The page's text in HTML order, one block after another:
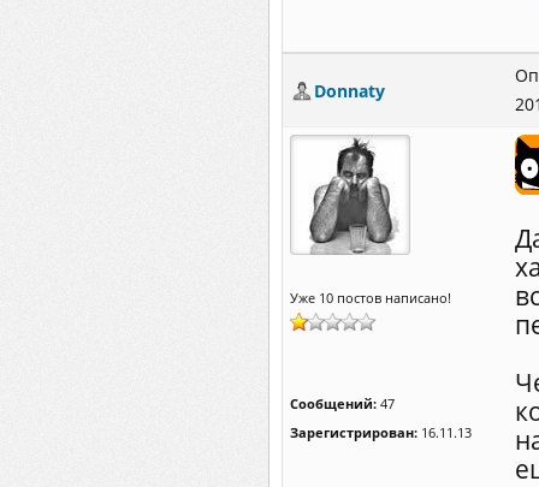
Donnaty
Уже 10 постов написано!
Сообщений: 47
Зарегистрирован: 16.11.13